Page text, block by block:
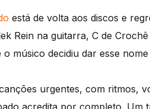
está de volta aos discos e
Rein na guitarra, C de
músico decidiu dar esse
urgentes, com ritmos,
acredita por completo. Um